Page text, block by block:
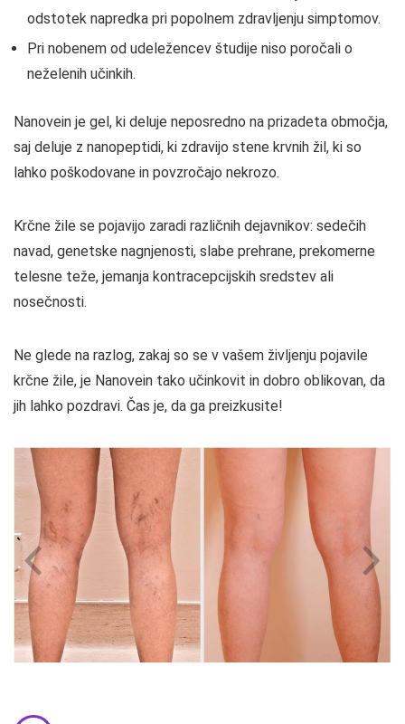
odstotek napredka pri popolnem zdravljenju simptomov.
Pri nobenem od udeležencev študije niso poročali o
neželenih učinkih.
Nanovein je gel, ki deluje neposredno na prizadeta območja,
saj deluje z nanopeptidi, ki zdravijo stene krvnih žil, ki so
lahko poškodovane in povzročajo nekrozo.
Krčne žile se pojavijo zaradi različnih dejavnikov: sedečih
navad, genetske nagnjenosti, slabe prehrane, prekomerne
telesne teže, jemanja kontracepcijskih sredstev ali
nosečnosti.
Ne glede na razlog, zakaj so se v vašem življenju pojavile
krčne žile, je Nanovein tako učinkovit in dobro oblikovan, da
jih lahko pozdravi. Čas je, da ga preizkusite!